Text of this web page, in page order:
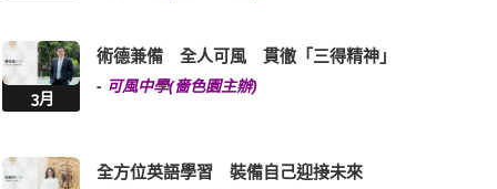
3月
術德兼備 全人可風 貫徹「三得精神」
- 可風中學(嗇色園主辦)
全方位英語學習 裝備自己迎接未來